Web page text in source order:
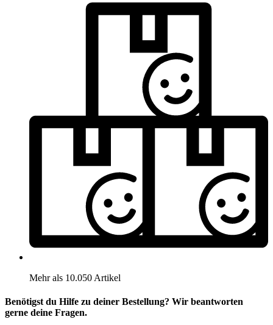
Mehr als 10.050 Artikel
Benötigst du Hilfe zu deiner Bestellung? Wir beantworten
gerne deine Fragen.